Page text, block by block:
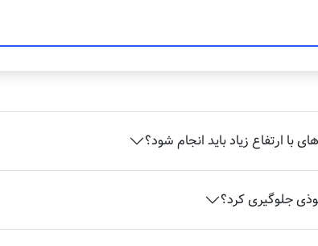
با ارتفاع زیاد باید انجام شود؟
جلوگیری کرد؟